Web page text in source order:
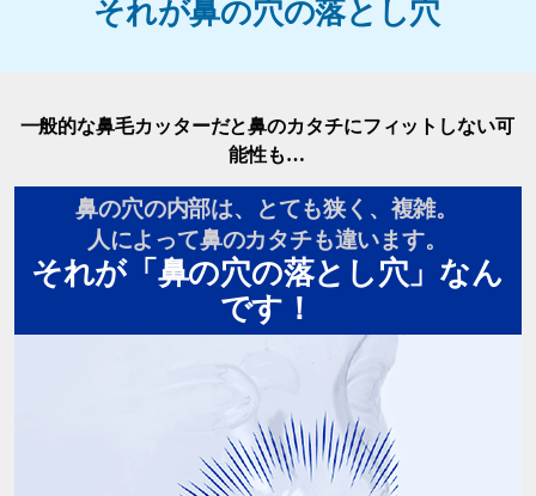
それが鼻の穴の落とし穴
一般的な鼻毛カッターだと鼻のカタチにフィットしない可
能性も…
鼻の穴の内部は、とても狭く、複雑。
人によって鼻のカタチも違います。
それが「鼻の穴の落とし穴」なん
です！